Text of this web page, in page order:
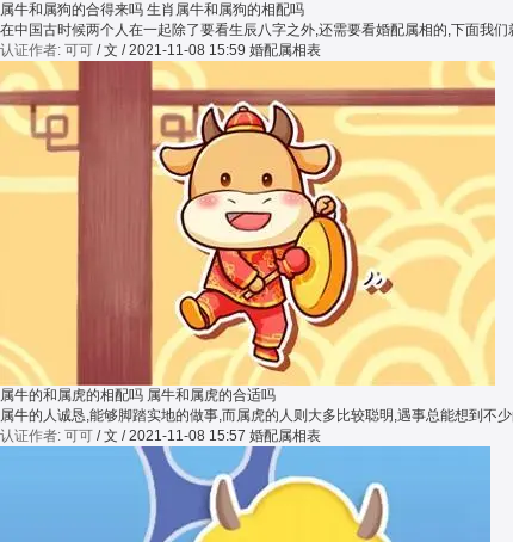
属牛和属狗的合得来吗 生肖属牛和属狗的相配吗
在中国古时候两个人在一起除了要看生辰八字之外,还需要看婚配属相的,下面我
认证作者: 可可 / 文 / 2021-11-08 15:59 婚配属相表
属牛的和属虎的相配吗 属牛和属虎的合适吗
属牛的人诚恳,能够脚踏实地的做事,而属虎的人则大多比较聪明,遇事总能想到不
认证作者: 可可 / 文 / 2021-11-08 15:57 婚配属相表